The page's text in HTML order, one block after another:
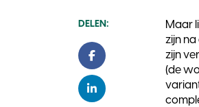
DELEN:
Facebook
LinkedIn
Maar
zijn
zijn
(de